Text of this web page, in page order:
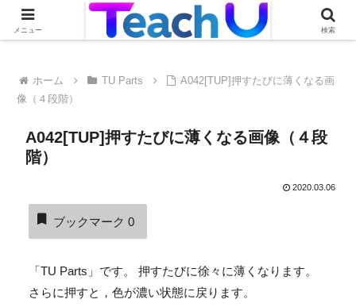
Teach Uの活用事例を絶賛募集中です！詳しくはこちらから
ホーム TU Parts
A042[TUP]押すたびに薄くなる画
像（４段階）
A042[TUP]押すたびに薄くなる画像（４段
階）
2020.03.06
ブックマーク 0
「TU Parts」です。 押すたびに徐々に薄くなります。
さらに押すと，色が濃い状態に戻ります。
メニュー 検索